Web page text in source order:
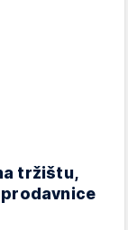
tržištu,